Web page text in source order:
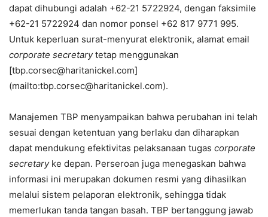
dapat dihubungi adalah +62-21 5722924, dengan faksimile
+62-21 5722924 dan nomor ponsel +62 817 9771 995.
Untuk keperluan surat-menyurat elektronik, alamat email
corporate secretarytetap menggunakan
[tbp.corsec@haritanickel.com]
(mailto:tbp.corsec@haritanickel.com).
Manajemen TBP menyampaikan bahwa perubahan ini telah
sesuai dengan ketentuan yang berlaku dan diharapkan
dapat mendukung efektivitas pelaksanaan tugas corporate
secretaryke depan. Perseroan juga menegaskan bahwa
informasi ini merupakan dokumen resmi yang dihasilkan
melalui sistem pelaporan elektronik, sehingga tidak
memerlukan tanda tangan basah. TBP bertanggung jawab